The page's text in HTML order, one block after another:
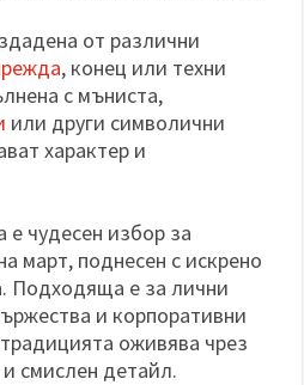
от различни
, конец или техни
с мъниста,
или други символични
характер и
е чудесен избор за
март, поднесен с искрено
Подходяща е за лични
и корпоративни
оживява чрез
смислен детайл.